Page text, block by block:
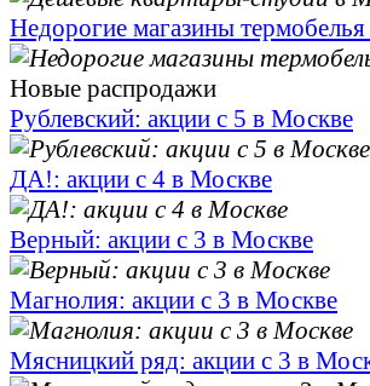
Недорогие магазины
Новые распродажи
Рублевский: акции с 5 в Москве
ДА!: акции с 4 в Москве
Верный: акции с 3 в Москве
Магнолия: акции с 3 в Москве
Мясницкий ряд: акции с 3 в